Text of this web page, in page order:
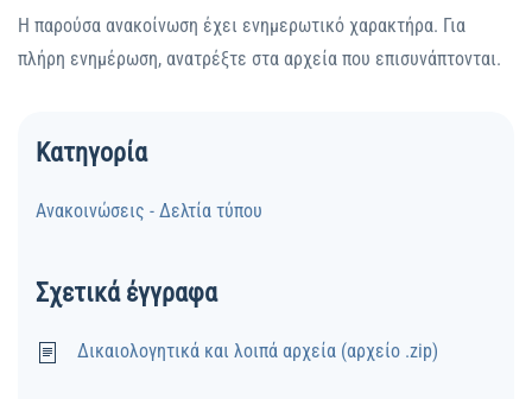
Η παρούσα ανακοίνωση έχει ενημερωτικό χαρακτήρα. Για
πλήρη ενημέρωση, ανατρέξτε στα αρχεία που επισυνάπτονται.
Κατηγορία
Ανακοινώσεις - Δελτία τύπου
Σχετικά έγγραφα
Δικαιολογητικά και λοιπά αρχεία (αρχείο .zip)